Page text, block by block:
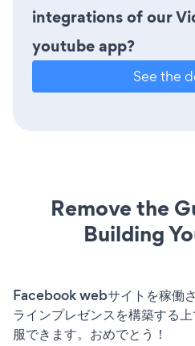
integrations of our
youtube app?
See the
Remove the
Building
Facebook webサイトを稼働
ラインプレゼンスを構築する
服できます。おめでとう！